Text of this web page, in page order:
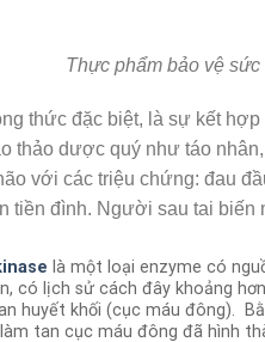
Thực phẩm bảo vệ
thức đặc biệt, là sự kết
thảo dược quý như táo
với các triệu chứng: đau
tiền đình. Người sau tai biến
là một loại enzyme có
có lịch sử cách đây khoảng
huyết khối (cục máu đông).
tan cục máu đông đã hình